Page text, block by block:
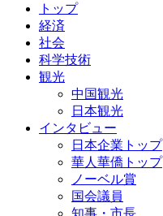
トップ
経済
社会
科学技術
観光
中国観光
日本観光
インタビュー
日本企業トップ
華人華僑トップ
ノーベル賞
国会議員
知事・市長